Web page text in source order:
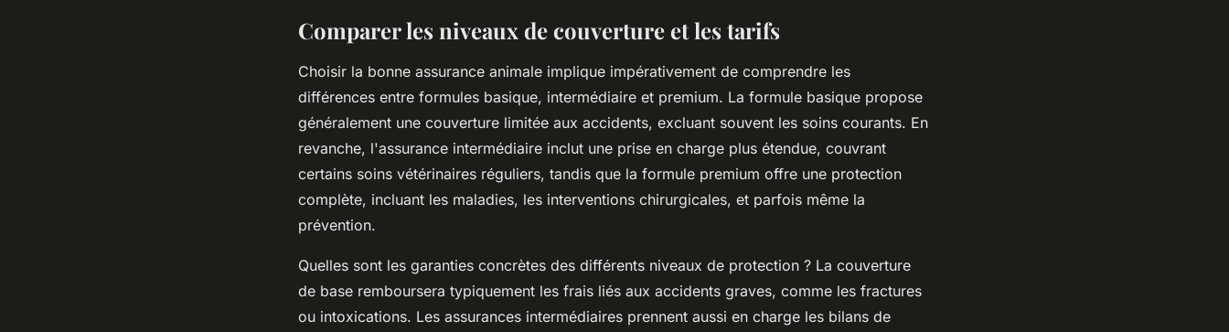
Comparer les niveaux de couverture et les tarifs
Choisir la bonne assurance animale implique impérativement de comprendre les
différences entre formules basique, intermédiaire et premium. La formule basique propose
généralement une couverture limitée aux accidents, excluant souvent les soins courants. En
revanche, l'assurance intermédiaire inclut une prise en charge plus étendue, couvrant
certains soins vétérinaires réguliers, tandis que la formule premium offre une protection
complète, incluant les maladies, les interventions chirurgicales, et parfois même la
prévention.
Quelles sont les garanties concrètes des différents niveaux de protection ? La couverture
de base remboursera typiquement les frais liés aux accidents graves, comme les fractures
ou intoxications. Les assurances intermédiaires prennent aussi en charge les bilans de